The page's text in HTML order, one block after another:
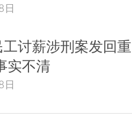
日
工讨薪涉刑案发回重
实不清
日